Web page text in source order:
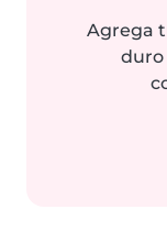
Agrega
duro